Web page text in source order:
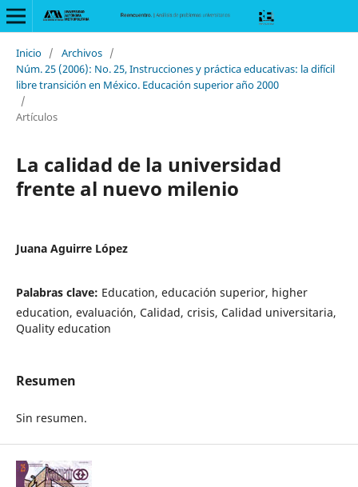
Inicio / Archivos /
Núm. 25 (2006): No. 25, Instrucciones y práctica educativas: la difícil
libre transición en México. Educación superior año 2000
/
Artículos
La calidad de la universidad
frente al nuevo milenio
Juana Aguirre López
Palabras clave: Education, educación superior, higher
education, evaluación, Calidad, crisis, Calidad universitaria,
Quality education
Resumen
Sin resumen.